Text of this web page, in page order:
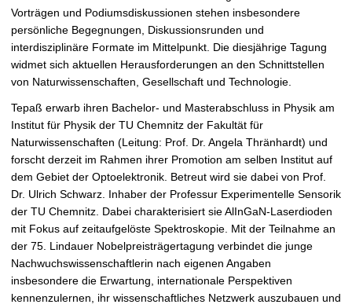
Vorträgen und Podiumsdiskussionen stehen insbesondere
persönliche Begegnungen, Diskussionsrunden und
interdisziplinäre Formate im Mittelpunkt. Die diesjährige Tagung
widmet sich aktuellen Herausforderungen an den Schnittstellen
von Naturwissenschaften, Gesellschaft und Technologie.
Tepaß erwarb ihren Bachelor- und Masterabschluss in Physik am
Institut für Physik der TU Chemnitz der Fakultät für
Naturwissenschaften (Leitung: Prof. Dr. Angela Thränhardt) und
forscht derzeit im Rahmen ihrer Promotion am selben Institut auf
dem Gebiet der Optoelektronik. Betreut wird sie dabei von Prof.
Dr. Ulrich Schwarz. Inhaber der Professur Experimentelle Sensorik
der TU Chemnitz. Dabei charakterisiert sie AlInGaN-Laserdioden
mit Fokus auf zeitaufgelöste Spektroskopie. Mit der Teilnahme an
der 75. Lindauer Nobelpreisträgertagung verbindet die junge
Nachwuchswissenschaftlerin nach eigenen Angaben
insbesondere die Erwartung, internationale Perspektiven
kennenzulernen, ihr wissenschaftliches Netzwerk auszubauen und